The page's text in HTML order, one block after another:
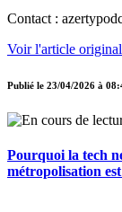
Contact :
Voir l'article original
Publié le 23/04/2026 à
Pourquoi la tech
métropolisation